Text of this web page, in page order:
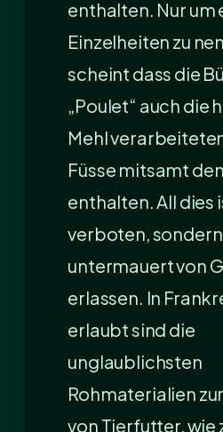
enthalten. Nur um
Einzelheiten zu
scheint dass die
„Poulet“ auch die
Mehl
Füsse mitsamt
enthalten. All dies
verboten, sondern
untermauert von
erlassen. In
erlaubt sind die
unglaublichsten
Rohmaterialien
von Tierfutter, wie